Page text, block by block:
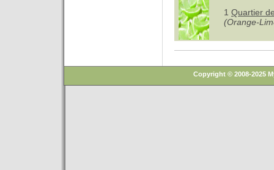
1 Quartier
(Orange-
Copyright © 2008-2025